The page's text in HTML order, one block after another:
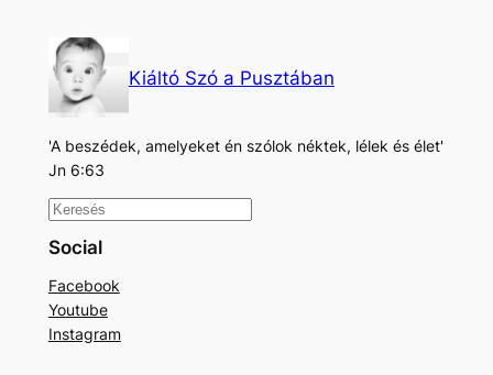
Kiáltó Szó a Pusztában
'A beszédek, amelyeket én szólok néktek, lélek és élet'
Jn 6:63
K
e
e
s
Social
Facebook
Youtube
Instagram